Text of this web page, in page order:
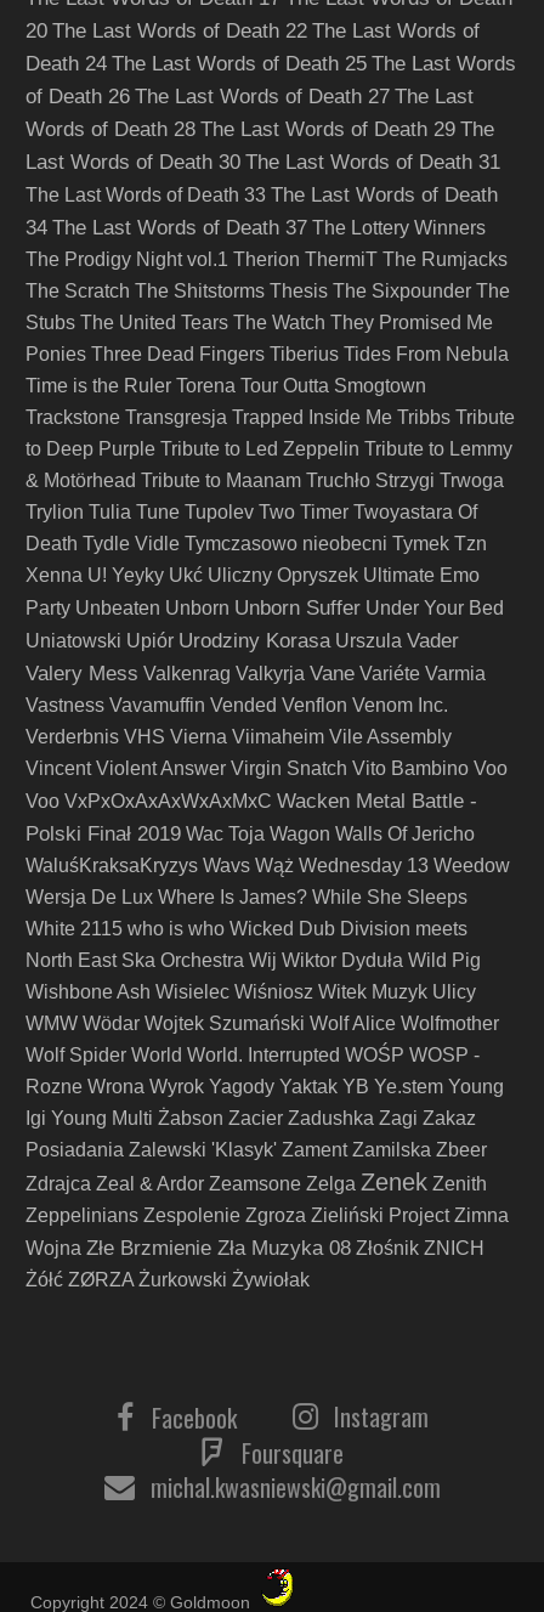
20 The Last Words of Death 22 The Last Words of
Death 24 The Last Words of Death 25 The Last Words
of Death 26 The Last Words of Death 27 The Last
Words of Death 28 The Last Words of Death 29 The
Last Words of Death 30 The Last Words of Death 31
The Last Words of Death 33 The Last Words of Death
34 The Last Words of Death 37 The Lottery Winners
The Prodigy Night vol.1 Therion ThermiT The Rumjacks
The Scratch The Shitstorms Thesis The Sixpounder The
Stubs The United Tears The Watch They Promised Me
Ponies Three Dead Fingers Tiberius Tides From Nebula
Time is the Ruler Torena Tour Outta Smogtown
Trackstone Transgresja Trapped Inside Me Tribbs Tribute
to Deep Purple Tribute to Led Zeppelin Tribute to Lemmy
& Motörhead Tribute to Maanam Truchło Strzygi Trwoga
Trylion Tulia Tune Tupolev Two Timer Twoyastara Of
Death Tydle Vidle Tymczasowo nieobecni Tymek Tzn
Xenna U! Yeyky Ukć Uliczny Opryszek Ultimate Emo
Party Unbeaten Unborn Unborn Suffer Under Your Bed
Uniatowski Upiór Urodziny Korasa Urszula Vader
Valery Mess Valkenrag Valkyrja Vane Variéte Varmia
Vastness Vavamuffin Vended Venflon Venom Inc.
Verderbnis VHS Vierna Viimaheim Vile Assembly
Vincent Violent Answer Virgin Snatch Vito Bambino Voo
Voo VxPxOxAxAxWxAxMxC Wacken Metal Battle -
Polski Finał 2019 Wac Toja Wagon Walls Of Jericho
WaluśKraksaKryzys Wavs Wąż Wednesday 13 Weedow
Wersja De Lux Where Is James? While She Sleeps
White 2115 who is who Wicked Dub Division meets
North East Ska Orchestra Wij Wiktor Dyduła Wild Pig
Wishbone Ash Wisielec Wiśniosz Witek Muzyk Ulicy
WMW Wödar Wojtek Szumański Wolf Alice Wolfmother
Wolf Spider World World. Interrupted WOŚP WOSP -
Rozne Wrona Wyrok Yagody Yaktak YB Ye.stem Young
Igi Young Multi Żabson Zacier Zadushka Zagi Zakaz
Posiadania Zalewski 'Klasyk' Zament Zamilska Zbeer
Zdrajca Zeal & Ardor Zeamsone Zelga Zenek Zenith
Zeppelinians Zespolenie Zgroza Zieliński Project Zimna
Wojna Złe Brzmienie Zła Muzyka 08 Złośnik ZNICH
Żółć ZØRZA Żurkowski Żywiołak
Facebook
Instagram
Foursquare
michal.kwasniewski@gmail.com
Copyright 2024 © Goldmoon